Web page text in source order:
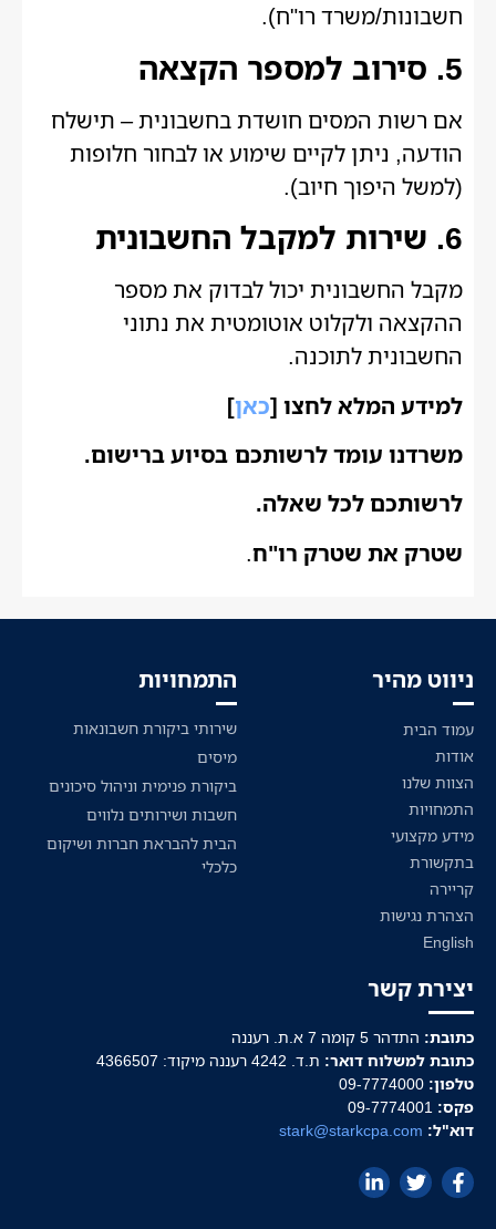
חשבונות/משרד רו"ח).
5. סירוב למספר הקצאה
אם רשות המסים חושדת בחשבונית – תישלח
הודעה, ניתן לקיים שימוע או לבחור חלופות
(למשל היפוך חיוב).
6. שירות למקבל החשבונית
מקבל החשבונית יכול לבדוק את מספר
ההקצאה ולקלוט אוטומטית את נתוני
החשבונית לתוכנה.
למידע המלא לחצו [כאן]
משרדנו עומד לרשותכם בסיוע ברישום.
לרשותכם לכל שאלה.
שטרק את שטרק רו"ח.
ניווט מהיר
עמוד הבית
אודות
הצוות שלנו
התמחויות
מידע מקצועי
בתקשורת
קריירה
הצהרת נגישות
English
התמחויות
שירותי ביקורת חשבונאות
מיסים
ביקורת פנימית וניהול סיכונים
חשבות ושירותים נלווים
הבית להבראת חברות ושיקום
כלכלי
יצירת קשר
כתובת: התדהר 5 קומה 7 א.ת. רעננה
כתובת למשלוח דואר: ת.ד. 4242 רעננה מיקוד: 4366507
טלפון:
פקס:
דוא"ל: stark@starkcpa.com